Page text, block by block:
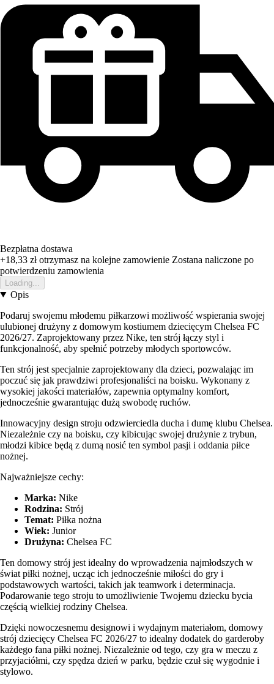
Bezpłatna dostawa
+18,33 złotrzymasz na kolejne zamowienie Zostana naliczone po
potwierdzeniu zamowienia
Loading...
Opis
Podaruj swojemu młodemu piłkarzowi możliwość wspierania swojej
ulubionej drużyny z domowym kostiumem dziecięcym Chelsea FC
2026/27. Zaprojektowany przez Nike, ten strój łączy styl i
funkcjonalność, aby spełnić potrzeby młodych sportowców.
Ten strój jest specjalnie zaprojektowany dla dzieci, pozwalając im
poczuć się jak prawdziwi profesjonaliści na boisku. Wykonany z
wysokiej jakości materiałów, zapewnia optymalny komfort,
jednocześnie gwarantując dużą swobodę ruchów.
Innowacyjny design stroju odzwierciedla ducha i dumę klubu Chelsea.
Niezależnie czy na boisku, czy kibicując swojej drużynie z trybun,
młodzi kibice będą z dumą nosić ten symbol pasji i oddania piłce
nożnej.
Najważniejsze cechy:
Marka: Nike
Rodzina: Strój
Temat: Piłka nożna
Wiek: Junior
Drużyna: Chelsea FC
Ten domowy strój jest idealny do wprowadzenia najmłodszych w
świat piłki nożnej, ucząc ich jednocześnie miłości do gry i
podstawowych wartości, takich jak teamwork i determinacja.
Podarowanie tego stroju to umożliwienie Twojemu dziecku bycia
częścią wielkiej rodziny Chelsea.
Dzięki nowoczesnemu designowi i wydajnym materiałom, domowy
strój dziecięcy Chelsea FC 2026/27 to idealny dodatek do garderoby
każdego fana piłki nożnej. Niezależnie od tego, czy gra w meczu z
przyjaciółmi, czy spędza dzień w parku, będzie czuł się wygodnie i
stylowo.